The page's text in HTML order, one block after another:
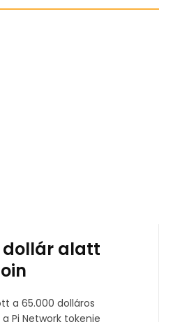
dollár alatt
a 65.000 dolláros
Pi Network tokenje